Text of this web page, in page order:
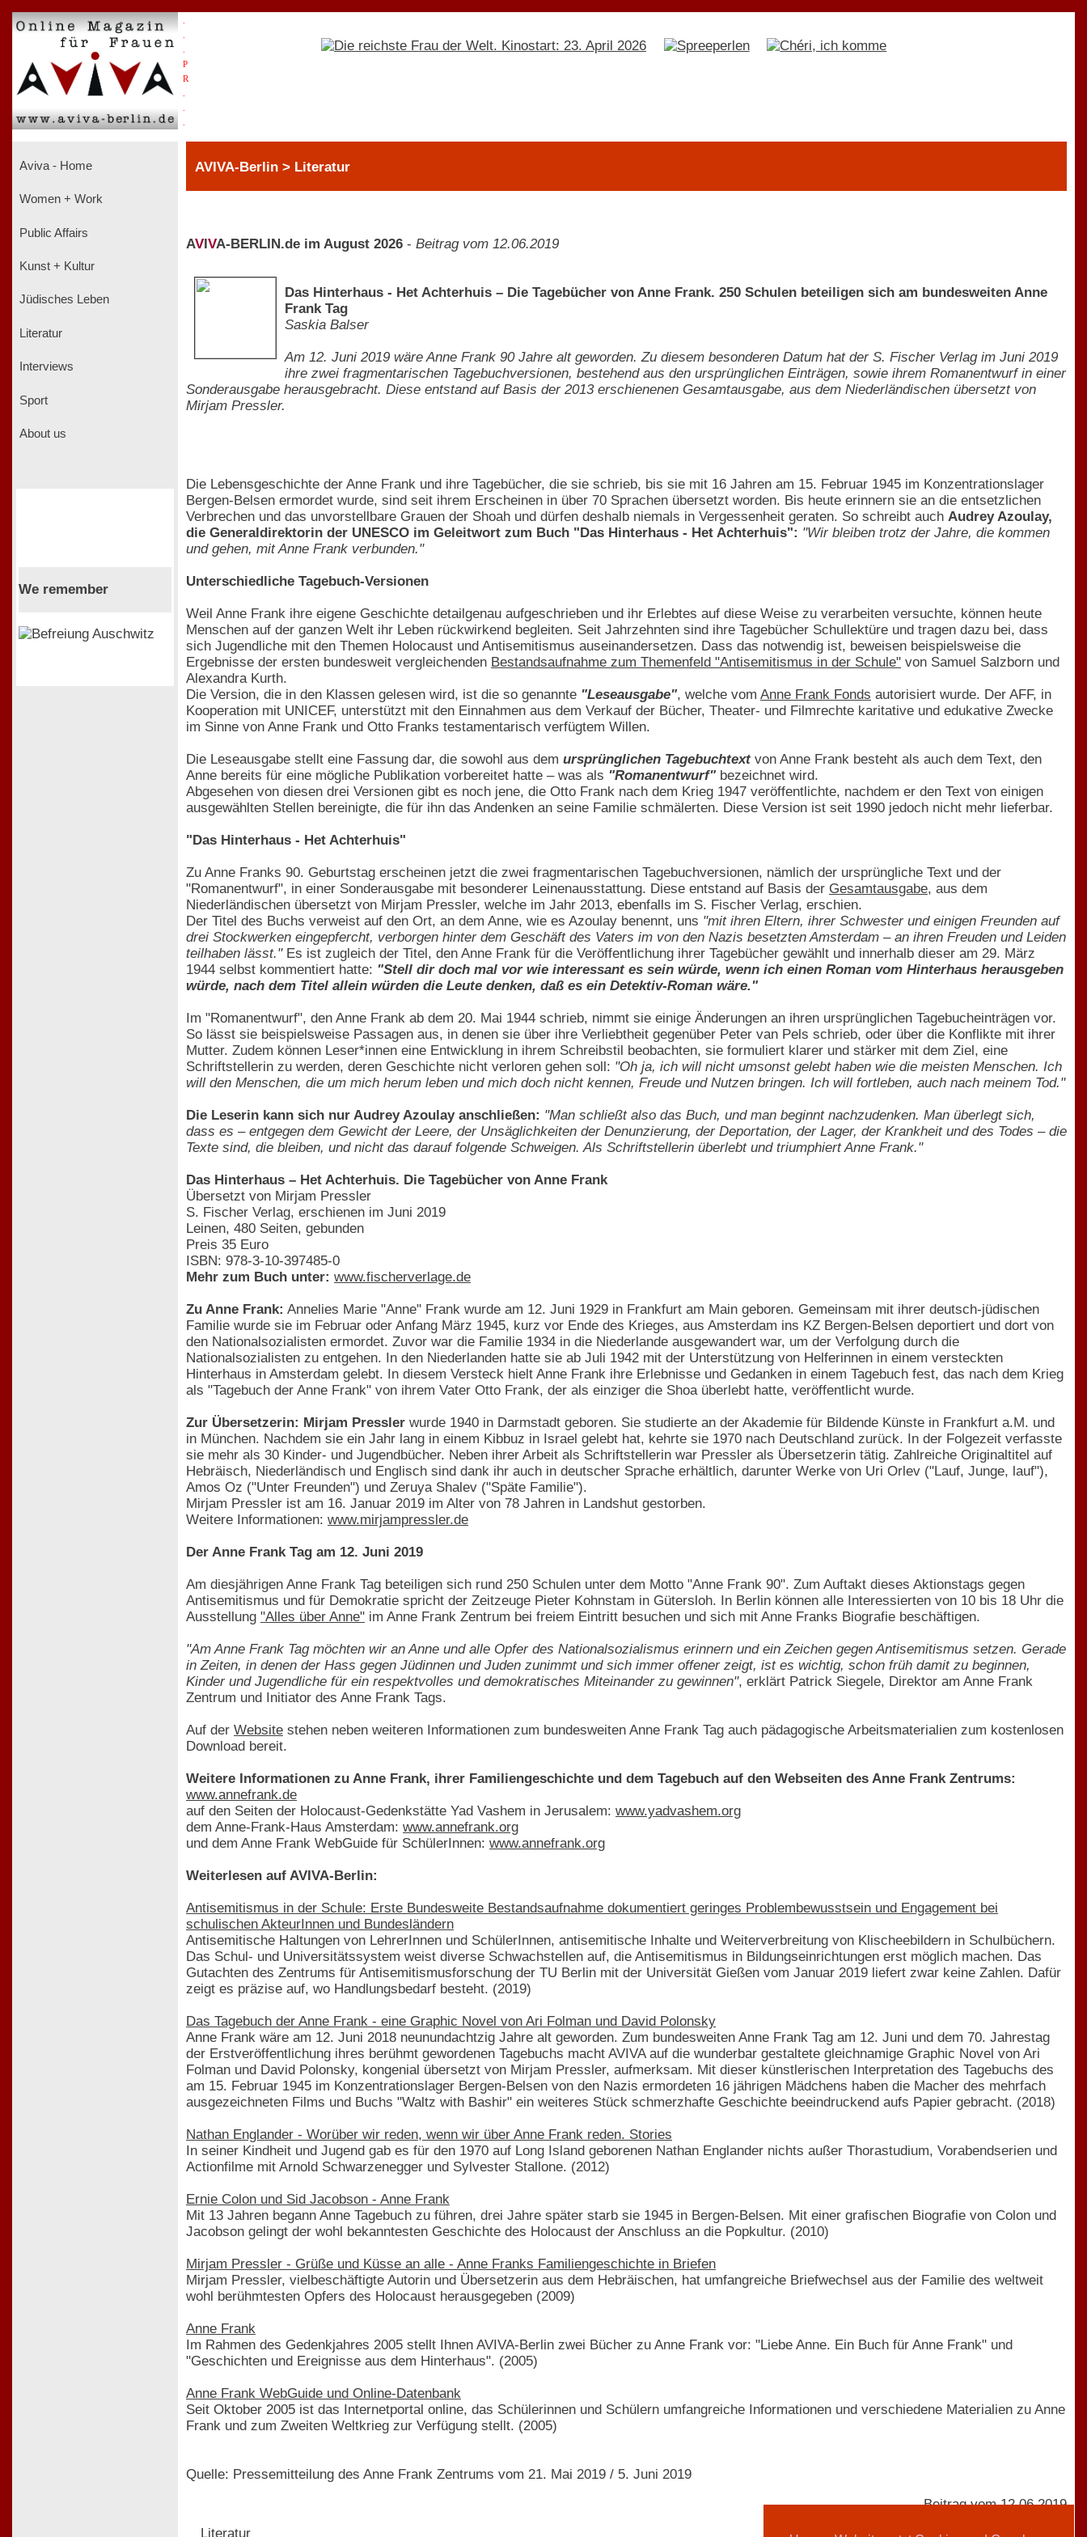
P
R
Aviva - Home
Women + Work
Public Affairs
Kunst + Kultur
Jüdisches Leben
Literatur
Interviews
Sport
About us
We remember
AVIVA-Berlin > Literatur
AV VA-BERLIN.de im August 2026 - Beitrag vom 12.06.2019
Das Hinterhaus - Het Achterhuis – Die Tagebücher von Anne Frank. 250 Schulen beteiligen sich am bundesweiten Anne
Frank Tag
Saskia Balser
Am 12. Juni 2019 wäre Anne Frank 90 Jahre alt geworden. Zu diesem besonderen Datum hat der S. Fischer Verlag im Juni 2019
ihre zwei fragmentarischen Tagebuchversionen, bestehend aus den ursprünglichen Einträgen, sowie ihrem Romanentwurf in einer
Sonderausgabe herausgebracht. Diese entstand auf Basis der 2013 erschienenen Gesamtausgabe, aus dem Niederländischen übersetzt von
Mirjam Pressler.
Die Lebensgeschichte der Anne Frank und ihre Tagebücher, die sie schrieb, bis sie mit 16 Jahren am 15. Februar 1945 im Konzentrationslager
Bergen-Belsen ermordet wurde, sind seit ihrem Erscheinen in über 70 Sprachen übersetzt worden. Bis heute erinnern sie an die entsetzlichen
Verbrechen und das unvorstellbare Grauen der Shoah und dürfen deshalb niemals in Vergessenheit geraten. So schreibt auch Audrey Azoulay,
die Generaldirektorin der UNESCO im Geleitwort zum Buch "Das Hinterhaus - Het Achterhuis": "Wir bleiben trotz der Jahre, die kommen
und gehen, mit Anne Frank verbunden."
Unterschiedliche Tagebuch-Versionen
Weil Anne Frank ihre eigene Geschichte detailgenau aufgeschrieben und ihr Erlebtes auf diese Weise zu verarbeiten versuchte, können heute
Menschen auf der ganzen Welt ihr Leben rückwirkend begleiten. Seit Jahrzehnten sind ihre Tagebücher Schullektüre und tragen dazu bei, dass
sich Jugendliche mit den Themen Holocaust und Antisemitismus auseinandersetzen. Dass das notwendig ist, beweisen beispielsweise die
Ergebnisse der ersten bundesweit vergleichenden Bestandsaufnahme zum Themenfeld "Antisemitismus in der Schule" von Samuel Salzborn und
Alexandra Kurth.
Die Version, die in den Klassen gelesen wird, ist die so genannte "Leseausgabe", welche vom Anne Frank Fonds autorisiert wurde. Der AFF, in
Kooperation mit UNICEF, unterstützt mit den Einnahmen aus dem Verkauf der Bücher, Theater- und Filmrechte karitative und edukative Zwecke
im Sinne von Anne Frank und Otto Franks testamentarisch verfügtem Willen.
Die Leseausgabe stellt eine Fassung dar, die sowohl aus dem ursprünglichen Tagebuchtextvon Anne Frank besteht als auch dem Text, den
Anne bereits für eine mögliche Publikation vorbereitet hatte – was als "Romanentwurf" bezeichnet wird.
Abgesehen von diesen drei Versionen gibt es noch jene, die Otto Frank nach dem Krieg 1947 veröffentlichte, nachdem er den Text von einigen
ausgewählten Stellen bereinigte, die für ihn das Andenken an seine Familie schmälerten. Diese Version ist seit 1990 jedoch nicht mehr lieferbar.
"Das Hinterhaus - Het Achterhuis"
Zu Anne Franks 90. Geburtstag erscheinen jetzt die zwei fragmentarischen Tagebuchversionen, nämlich der ursprüngliche Text und der
"Romanentwurf", in einer Sonderausgabe mit besonderer Leinenausstattung. Diese entstand auf Basis der Gesamtausgabe, aus dem
Niederländischen übersetzt von Mirjam Pressler, welche im Jahr 2013, ebenfalls im S. Fischer Verlag, erschien.
Der Titel des Buchs verweist auf den Ort, an dem Anne, wie es Azoulay benennt, uns "mit ihren Eltern, ihrer Schwester und einigen Freunden auf
drei Stockwerken eingepfercht, verborgen hinter dem Geschäft des Vaters im von den Nazis besetzten Amsterdam – an ihren Freuden und Leiden
teilhaben lässt."Es ist zugleich der Titel, den Anne Frank für die Veröffentlichung ihrer Tagebücher gewählt und innerhalb dieser am 29. März
1944 selbst kommentiert hatte: "Stell dir doch mal vor wie interessant es sein würde, wenn ich einen Roman vom Hinterhaus herausgeben
würde, nach dem Titel allein würden die Leute denken, daß es ein Detektiv-Roman wäre."
Im "Romanentwurf", den Anne Frank ab dem 20. Mai 1944 schrieb, nimmt sie einige Änderungen an ihren ursprünglichen Tagebucheinträgen vor.
So lässt sie beispielsweise Passagen aus, in denen sie über ihre Verliebtheit gegenüber Peter van Pels schrieb, oder über die Konflikte mit ihrer
Mutter. Zudem können Leser*innen eine Entwicklung in ihrem Schreibstil beobachten, sie formuliert klarer und stärker mit dem Ziel, eine
Schriftstellerin zu werden, deren Geschichte nicht verloren gehen soll: "Oh ja, ich will nicht umsonst gelebt haben wie die meisten Menschen. Ich
will den Menschen, die um mich herum leben und mich doch nicht kennen, Freude und Nutzen bringen. Ich will fortleben, auch nach meinem Tod."
Die Leserin kann sich nur Audrey Azoulay anschließen: "Man schließt also das Buch, und man beginnt nachzudenken. Man überlegt sich,
dass es – entgegen dem Gewicht der Leere, der Unsäglichkeiten der Denunzierung, der Deportation, der Lager, der Krankheit und des Todes – die
Texte sind, die bleiben, und nicht das darauf folgende Schweigen. Als Schriftstellerin überlebt und triumphiert Anne Frank."
Das Hinterhaus – Het Achterhuis. Die Tagebücher von Anne Frank
Übersetzt von Mirjam Pressler
S. Fischer Verlag, erschienen im Juni 2019
Leinen, 480 Seiten, gebunden
Preis 35 Euro
ISBN: 978-3-10-397485-0
Mehr zum Buch unter: www.fischerverlage.de
Zu Anne Frank: Annelies Marie "Anne" Frank wurde am 12. Juni 1929 in Frankfurt am Main geboren. Gemeinsam mit ihrer deutsch-jüdischen
Familie wurde sie im Februar oder Anfang März 1945, kurz vor Ende des Krieges, aus Amsterdam ins KZ Bergen-Belsen deportiert und dort von
den Nationalsozialisten ermordet. Zuvor war die Familie 1934 in die Niederlande ausgewandert war, um der Verfolgung durch die
Nationalsozialisten zu entgehen. In den Niederlanden hatte sie ab Juli 1942 mit der Unterstützung von Helferinnen in einem versteckten
Hinterhaus in Amsterdam gelebt. In diesem Versteck hielt Anne Frank ihre Erlebnisse und Gedanken in einem Tagebuch fest, das nach dem Krieg
als "Tagebuch der Anne Frank" von ihrem Vater Otto Frank, der als einziger die Shoa überlebt hatte, veröffentlicht wurde.
Zur Übersetzerin: Mirjam Pressler wurde 1940 in Darmstadt geboren. Sie studierte an der Akademie für Bildende Künste in Frankfurt a.M. und
in München. Nachdem sie ein Jahr lang in einem Kibbuz in Israel gelebt hat, kehrte sie 1970 nach Deutschland zurück. In der Folgezeit verfasste
sie mehr als 30 Kinder- und Jugendbücher. Neben ihrer Arbeit als Schriftstellerin war Pressler als Übersetzerin tätig. Zahlreiche Originaltitel auf
Hebräisch, Niederländisch und Englisch sind dank ihr auch in deutscher Sprache erhältlich, darunter Werke von Uri Orlev ("Lauf, Junge, lauf"),
Amos Oz ("Unter Freunden") und Zeruya Shalev ("Späte Familie").
Mirjam Pressler ist am 16. Januar 2019 im Alter von 78 Jahren in Landshut gestorben.
Weitere Informationen: www.mirjampressler.de
Der Anne Frank Tag am 12. Juni 2019
Am diesjährigen Anne Frank Tag beteiligen sich rund 250 Schulen unter dem Motto "Anne Frank 90". Zum Auftakt dieses Aktionstags gegen
Antisemitismus und für Demokratie spricht der Zeitzeuge Pieter Kohnstam in Gütersloh. In Berlin können alle Interessierten von 10 bis 18 Uhr die
Ausstellung "Alles über Anne" im Anne Frank Zentrum bei freiem Eintritt besuchen und sich mit Anne Franks Biografie beschäftigen.
"Am Anne Frank Tag möchten wir an Anne und alle Opfer des Nationalsozialismus erinnern und ein Zeichen gegen Antisemitismus setzen. Gerade
in Zeiten, in denen der Hass gegen Jüdinnen und Juden zunimmt und sich immer offener zeigt, ist es wichtig, schon früh damit zu beginnen,
Kinder und Jugendliche für ein respektvolles und demokratisches Miteinander zu gewinnen", erklärt Patrick Siegele, Direktor am Anne Frank
Zentrum und Initiator des Anne Frank Tags.
Auf der Website stehen neben weiteren Informationen zum bundesweiten Anne Frank Tag auch pädagogische Arbeitsmaterialien zum kostenlosen
Download bereit.
Weitere Informationen zu Anne Frank, ihrer Familiengeschichte und dem Tagebuch auf den Webseiten des Anne Frank Zentrums:
www.annefrank.de
auf den Seiten der Holocaust-Gedenkstätte Yad Vashem in Jerusalem: www.yadvashem.org
dem Anne-Frank-Haus Amsterdam: www.annefrank.org
und dem Anne Frank WebGuide für SchülerInnen: www.annefrank.org
Weiterlesen auf AVIVA-Berlin:
Antisemitismus in der Schule: Erste Bundesweite Bestandsaufnahme dokumentiert geringes Problembewusstsein und Engagement bei
schulischen AkteurInnen und Bundesländern
Antisemitische Haltungen von LehrerInnen und SchülerInnen, antisemitische Inhalte und Weiterverbreitung von Klischeebildern in Schulbüchern.
Das Schul- und Universitätssystem weist diverse Schwachstellen auf, die Antisemitismus in Bildungseinrichtungen erst möglich machen. Das
Gutachten des Zentrums für Antisemitismusforschung der TU Berlin mit der Universität Gießen vom Januar 2019 liefert zwar keine Zahlen. Dafür
zeigt es präzise auf, wo Handlungsbedarf besteht. (2019)
Das Tagebuch der Anne Frank - eine Graphic Novel von Ari Folman und David Polonsky
Anne Frank wäre am 12. Juni 2018 neunundachtzig Jahre alt geworden. Zum bundesweiten Anne Frank Tag am 12. Juni und dem 70. Jahrestag
der Erstveröffentlichung ihres berühmt gewordenen Tagebuchs macht AVIVA auf die wunderbar gestaltete gleichnamige Graphic Novel von Ari
Folman und David Polonsky, kongenial übersetzt von Mirjam Pressler, aufmerksam. Mit dieser künstlerischen Interpretation des Tagebuchs des
am 15. Februar 1945 im Konzentrationslager Bergen-Belsen von den Nazis ermordeten 16 jährigen Mädchens haben die Macher des mehrfach
ausgezeichneten Films und Buchs "Waltz with Bashir" ein weiteres Stück schmerzhafte Geschichte beeindruckend aufs Papier gebracht. (2018)
Nathan Englander - Worüber wir reden, wenn wir über Anne Frank reden. Stories
In seiner Kindheit und Jugend gab es für den 1970 auf Long Island geborenen Nathan Englander nichts außer Thorastudium, Vorabendserien und
Actionfilme mit Arnold Schwarzenegger und Sylvester Stallone. (2012)
Ernie Colon und Sid Jacobson - Anne Frank
Mit 13 Jahren begann Anne Tagebuch zu führen, drei Jahre später starb sie 1945 in Bergen-Belsen. Mit einer grafischen Biografie von Colon und
Jacobson gelingt der wohl bekanntesten Geschichte des Holocaust der Anschluss an die Popkultur. (2010)
Mirjam Pressler - Grüße und Küsse an alle - Anne Franks Familiengeschichte in Briefen
Mirjam Pressler, vielbeschäftigte Autorin und Übersetzerin aus dem Hebräischen, hat umfangreiche Briefwechsel aus der Familie des weltweit
wohl berühmtesten Opfers des Holocaust herausgegeben (2009)
Anne Frank
Im Rahmen des Gedenkjahres 2005 stellt Ihnen AVIVA-Berlin zwei Bücher zu Anne Frank vor: "Liebe Anne. Ein Buch für Anne Frank" und
"Geschichten und Ereignisse aus dem Hinterhaus". (2005)
Anne Frank WebGuide und Online-Datenbank
Seit Oktober 2005 ist das Internetportal online, das Schülerinnen und Schülern umfangreiche Informationen und verschiedene Materialien zu Anne
Frank und zum Zweiten Weltkrieg zur Verfügung stellt. (2005)
Quelle: Pressemitteilung des Anne Frank Zentrums vom 21. Mai 2019 / 5. Juni 2019
Literatur
Beitrag vom 12.06.2019